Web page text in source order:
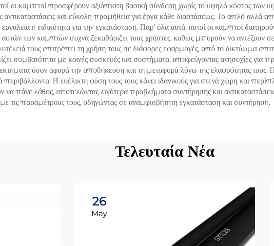
οι καμπτοί προσφέρουν αξιόπιστη βασική σύνδεση χωρίς το υψηλό κόστος των
αντικαταστάσεις και εύκολη προμήθεια για έργα κάθε διαστάσεως. Το απλό αλλά
εργαλεία ή ειδικότητα για την εγκατάσταση. Παρ' όλα αυτά, αυτοί οι καμπτοί
των καμπτών συχνά ξεκαθάριζει τους χρήστες, καθώς μπορούν να αντέξουν σε
τους επιτρέπει τη χρήση τους σε διάφορες εφαρμογές, από το δικτύωμα
συμβατότητα με κοινές συσκευές και συστήματα, αποφεύγοντας ανησυχίες
όσον αφορά την αποθήκευση και τη μεταφορά λόγω της ελαφρότητάς
Η ευέλικτη φύση τους τους κάνει ιδανικούς για στενά χώρη και
να πάνε λάθος, αποτελώντας λιγότερα προβλήματα συντήρησης και
με τις παραμέτρους τους, οδηγώντας σε αναμφισβήτητη εγκατάσταση και συντήρηση.
Τελευταία Νέα
26
May